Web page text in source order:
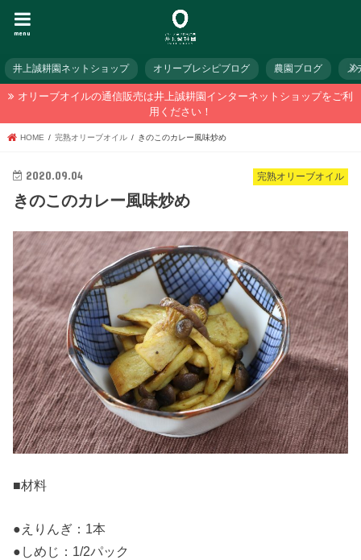
menu
井上誠耕園ネットショップ オリーブレシピブログ 農園ブログ メ
オリーブオイルの通信販売は井上誠耕園インターネットショップをご利
用ください！
HOME 完熟オリーブオイル きのこのカレー風味炒め
完熟オリーブオイル
2020.09.04
きのこのカレー風味炒め
■材料
●えりんぎ：1本
●しめじ：1/2パック